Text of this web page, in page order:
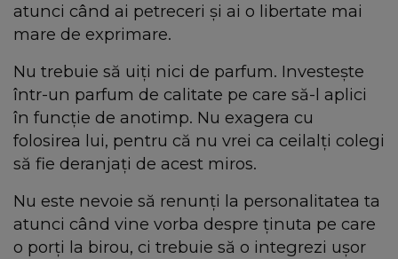
atunci când ai petreceri și ai o libertate mai
mare de exprimare.
Nu trebuie să uiți nici de parfum. Investește
într-un parfum de calitate pe care să-l aplici
în funcție de anotimp. Nu exagera cu
folosirea lui, pentru că nu vrei ca ceilalți colegi
să fie deranjați de acest miros.
Nu este nevoie să renunți la personalitatea ta
atunci când vine vorba despre ținuta pe care
o porți la birou, ci trebuie să o integrezi ușor